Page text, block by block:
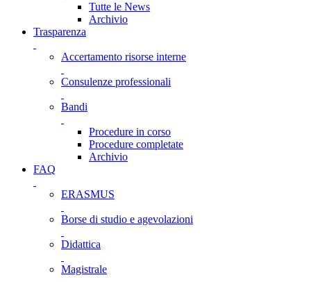
Tutte le News
Archivio
Trasparenza
Accertamento risorse interne
Consulenze professionali
Bandi
Procedure in corso
Procedure completate
Archivio
FAQ
ERASMUS
Borse di studio e agevolazioni
Didattica
Magistrale